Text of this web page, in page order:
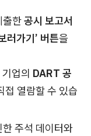
출한공시 보고서
러가기’ 버튼을
업의 DART 공
접 열람할 수 있습
주석 데이터와